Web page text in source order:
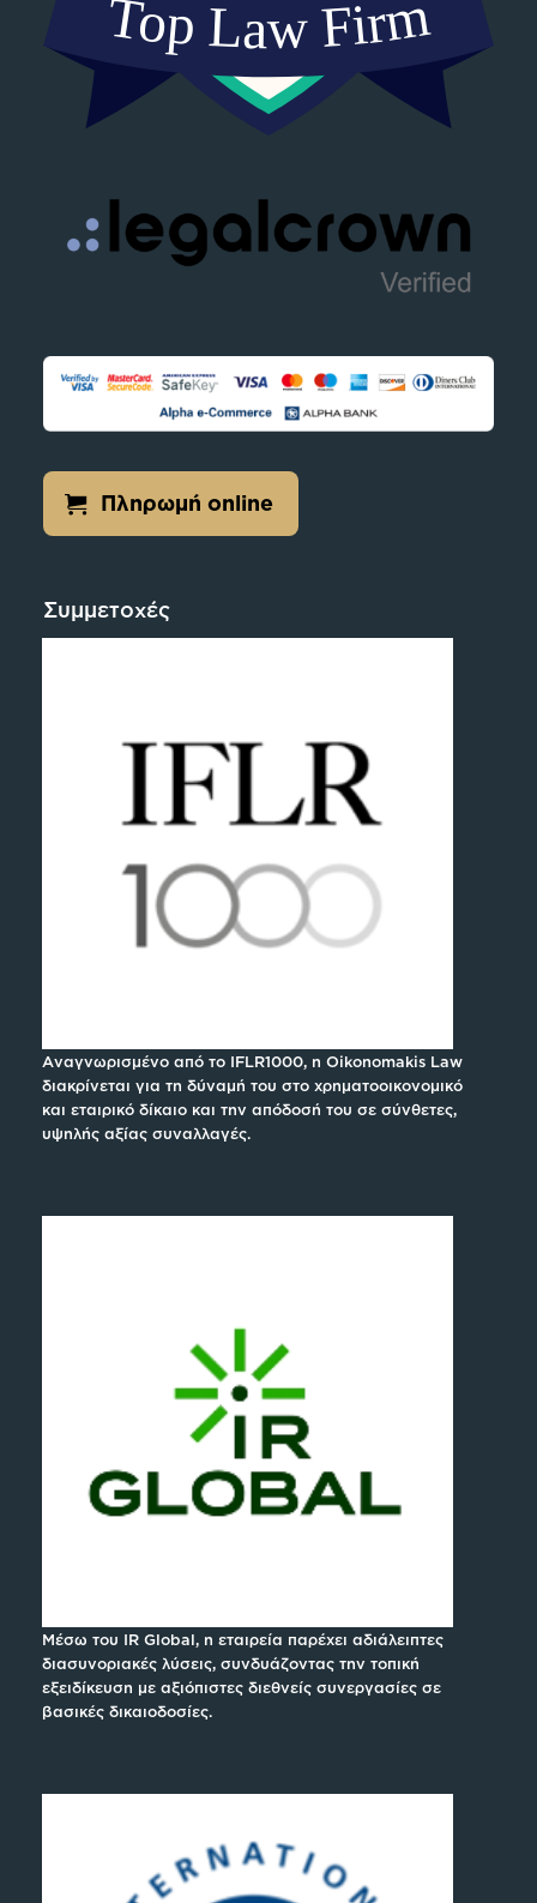
Πληρωμή online
Συμμετοχές
Αναγνωρισμένο από το IFLR1000, η Oikonomakis Law
διακρίνεται για τη δύναμή του στο χρηματοοικονομικό
και εταιρικό δίκαιο και την απόδοσή του σε σύνθετες,
υψηλής αξίας συναλλαγές.
Μέσω του IR Global, η εταιρεία παρέχει αδιάλειπτες
διασυνοριακές λύσεις, συνδυάζοντας την τοπική
εξειδίκευση με αξιόπιστες διεθνείς συνεργασίες σε
βασικές δικαιοδοσίες.